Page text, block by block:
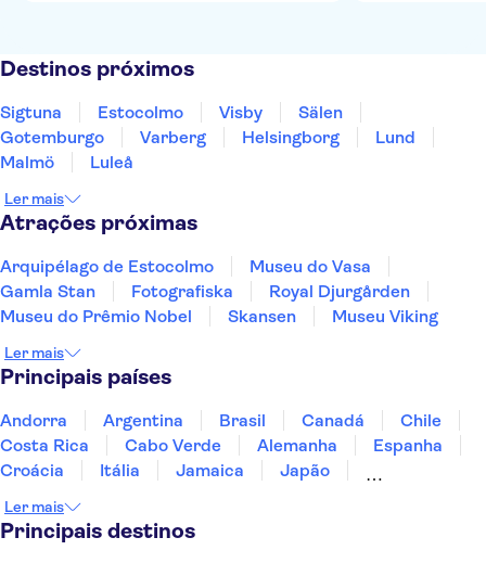
Destinos próximos
Sigtuna Estocolmo Visby
Sälen
Gotemburgo
Varberg Helsingborg
Lund
Malmö
Luleå
Ler mais
Atrações próximas
Arquipélago de Estocolmo
Museu do Vasa
Gamla Stan
Fotografiska
Royal Djurgården
Museu do Prêmio Nobel
Skansen Museu Viking
Ler mais
Principais países
Andorra Argentina Brasil Canadá
Chile
Costa Rica
Cabo Verde Alemanha
Espanha
Croácia
Itália Jamaica
Japão
Portugal
Singapura
Ler mais
Principais destinos